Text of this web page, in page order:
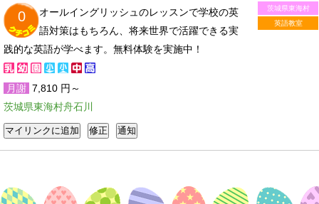
茨城県東海村
英語教室
0
オールイングリッシュのレッスンで学校の英
語対策はもちろん、将来世界で活躍できる実
践的な英語が学べます。無料体験を実施中！
月謝 7,810 円～
茨城県東海村舟石川